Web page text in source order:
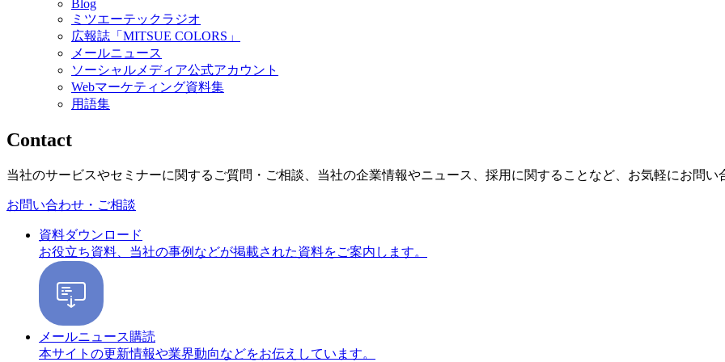
Blog
ミツエーテックラジオ
広報誌「MITSUE COLORS」
メールニュース
ソーシャルメディア公式アカウント
Webマーケティング資料集
用語集
Contact
当社のサービスやセミナーに関するご質問・ご相談、当社の企業情報やニュース、採用に関することなど、お気軽にお問い
お問い合わせ・ご相談
資料ダウンロード
お役立ち資料、当社の事例などが掲載された資料をご案内します。
メールニュース購読
本サイトの更新情報や業界動向などをお伝えしています。